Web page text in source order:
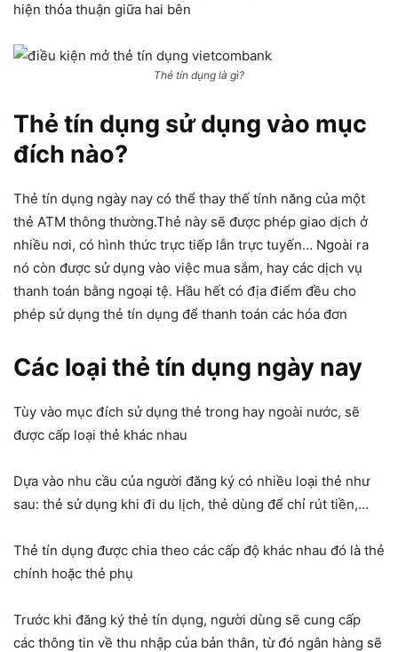
hiện thỏa thuận giữa hai bên
Thẻ tín dụng là gì?
Thẻ tín dụng sử dụng vào mục
đích nào?
Thẻ tín dụng ngày nay có thể thay thế tính năng của một
thẻ ATM thông thường.Thẻ này sẽ được phép giao dịch ở
nhiều nơi, có hình thức trực tiếp lẫn trực tuyến… Ngoài ra
nó còn được sử dụng vào việc mua sắm, hay các dịch vụ
thanh toán bằng ngoại tệ. Hầu hết có địa điểm đều cho
phép sử dụng thẻ tín dụng để thanh toán các hóa đơn
Các loại thẻ tín dụng ngày nay
Tùy vào mục đích sử dụng thẻ trong hay ngoài nước, sẽ
được cấp loại thẻ khác nhau
Dựa vào nhu cầu của người đăng ký có nhiều loại thẻ như
sau: thẻ sử dụng khi đi du lịch, thẻ dùng để chỉ rút tiền,…
Thẻ tín dụng được chia theo các cấp độ khác nhau đó là thẻ
chính hoặc thẻ phụ
Trước khi đăng ký thẻ tín dụng, người dùng sẽ cung cấp
các thông tin về thu nhập của bản thân, từ đó ngân hàng sẽ